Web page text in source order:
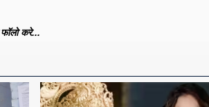
करे...